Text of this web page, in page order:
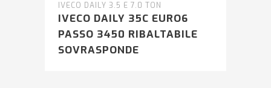
IVECO DAILY 3.5 E 7.0 TON
IVECO DAILY 35C EURO6
PASSO 3450 RIBALTABILE
SOVRASPONDE